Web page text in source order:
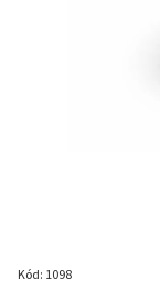
Kód: 1098